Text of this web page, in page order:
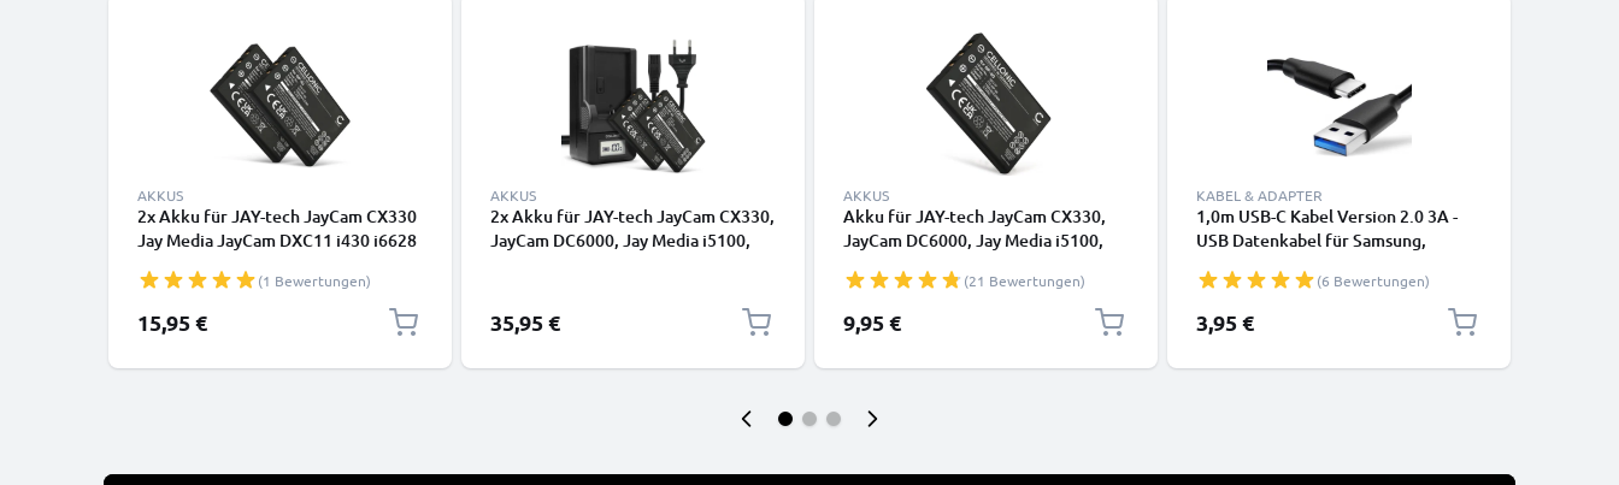
AKKUS
2x Akku für JAY-tech JayCam CX330
Jay Media JayCam DXC11 i430 i6628
(1 Bewertungen)
15,95 €
AKKUS
2x Akku für JAY-tech JayCam CX330,
JayCam DC6000, Jay Media i5100,
35,95 €
AKKUS
Akku für JAY-tech JayCam CX330,
JayCam DC6000, Jay Media i5100,
CELLONIC
(21 Bewertungen)
9,95 €
KABEL & ADAPTER
1,0m USB-C Kabel Version 2.0 3A -
USB Datenkabel für Samsung,
Canon, Panasonic Lumix, Sony,
GoPro uvm PVC schwarz
(6 Bewertungen)
3,95 €